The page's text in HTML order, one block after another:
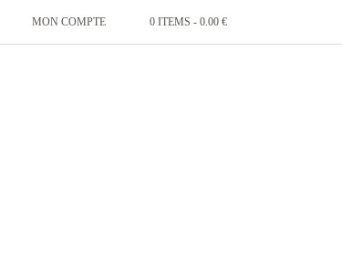
MON COMPTE 0 ITEMS - 0.00 €